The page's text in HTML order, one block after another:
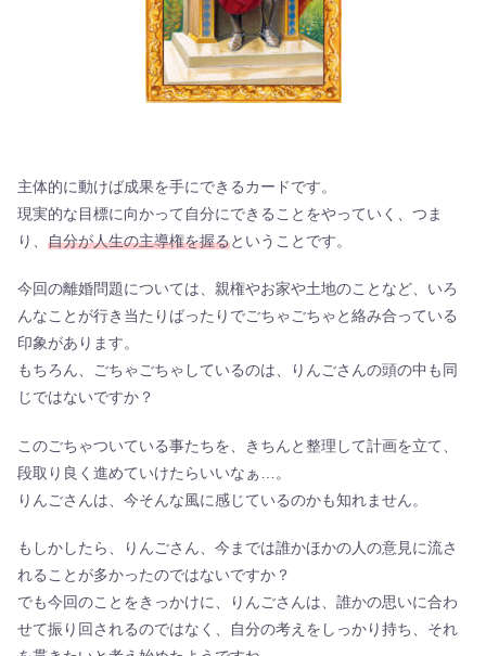
主体的に動けば成果を手にできるカードです。
現実的な目標に向かって自分にできることをやっていく、つま
り、 自分が人生の主導権を握るということです。
今回の離婚問題については、親権やお家や土地のことなど、いろ
んなことが行き当たりばったりでごちゃごちゃと絡み合っている
印象があります。
もちろん、ごちゃごちゃしているのは、りんごさんの頭の中も同
じではないですか？
このごちゃついている事たちを、きちんと整理して計画を立て、
段取り良く進めていけたらいいなぁ…。
りんごさんは、今そんな風に感じているのかも知れません。
もしかしたら、りんごさん、今までは誰かほかの人の意見に流さ
れることが多かったのではないですか？
でも今回のことをきっかけに、りんごさんは、誰かの思いに合わ
せて振り回されるのではなく、自分の考えをしっかり持ち、それ